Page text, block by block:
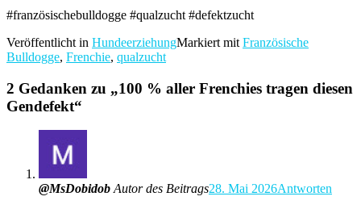
#französischebulldogge #qualzucht #defektzucht
Veröffentlicht in HundeerziehungMarkiert mit Französische
Bulldogge, Frenchie, qualzucht
2 Gedanken zu „100 % aller Frenchies tragen diesen
Gendefekt“
@MsDobidob Autor des Beitrags28. Mai 2026Antworten